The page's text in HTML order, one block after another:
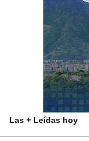
Las + Leídas hoy